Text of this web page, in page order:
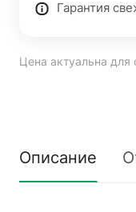
Гарантия
Цена актуальна для
Описание